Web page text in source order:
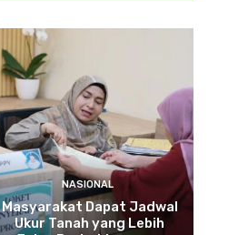
NASIONAL
Masyarakat Dapat Jadwal
Ukur Tanah yang Lebih